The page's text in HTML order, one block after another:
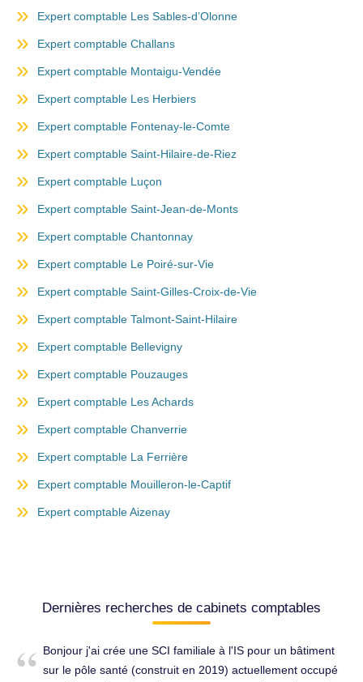
Expert comptable Les Sables-d’Olonne
Expert comptable Challans
Expert comptable Montaigu-Vendée
Expert comptable Les Herbiers
Expert comptable Fontenay-le-Comte
Expert comptable Saint-Hilaire-de-Riez
Expert comptable Luçon
Expert comptable Saint-Jean-de-Monts
Expert comptable Chantonnay
Expert comptable Le Poiré-sur-Vie
Expert comptable Saint-Gilles-Croix-de-Vie
Expert comptable Talmont-Saint-Hilaire
Expert comptable Bellevigny
Expert comptable Pouzauges
Expert comptable Les Achards
Expert comptable Chanverrie
Expert comptable La Ferrière
Expert comptable Mouilleron-le-Captif
Expert comptable Aizenay
Dernières recherches de cabinets comptables
Bonjour j'ai crée une SCI familiale à l'IS pour un bâtiment
sur le pôle santé (construit en 2019) actuellement occupé